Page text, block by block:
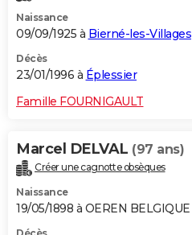
Naissance
09/09/1925 à Bierné-les-Villages
Décès
23/01/1996 à Éplessier
Famille FOURNIGAULT
Marcel DELVAL (97 ans)
Créer une cagnotte obsèques
Naissance
19/05/1898 à OEREN BELGIQUE
Décès